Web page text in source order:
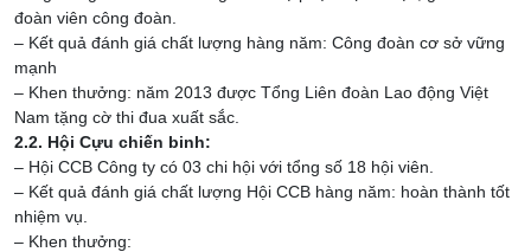
đoàn viên công đoàn.
– Kết quả đánh giá chất lượng hàng năm: Công đoàn cơ sở vững
mạnh
– Khen thưởng: năm 2013 được Tổng Liên đoàn Lao động Việt
Nam tặng cờ thi đua xuất sắc.
2.2. Hội Cựu chiến binh:
– Hội CCB Công ty có 03 chi hội với tổng số 18 hội viên.
– Kết quả đánh giá chất lượng Hội CCB hàng năm: hoàn thành tốt
nhiệm vụ.
– Khen thưởng: